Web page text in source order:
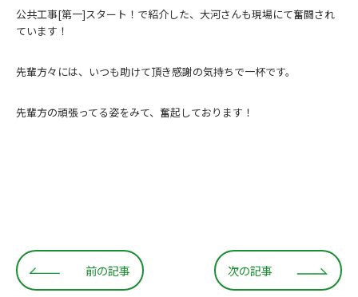
公共工事[第一]スタート！で紹介した、大河さんも現場にて奮闘され
ています！
先輩方々には、いつも助けて頂き感謝の気持ちで一杯です。
先輩方の頑張ってる姿をみて、奮起しております！
前の記事 次の記事